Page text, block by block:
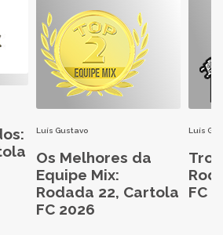
Luís Gustavo
Os Melhores da
Equipe Mix:
Rodada 22, Cartola
FC 2026
Luís
FC